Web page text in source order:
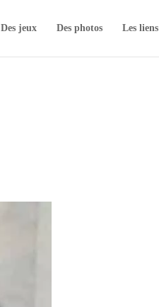
Des jeux Des photos Les liens